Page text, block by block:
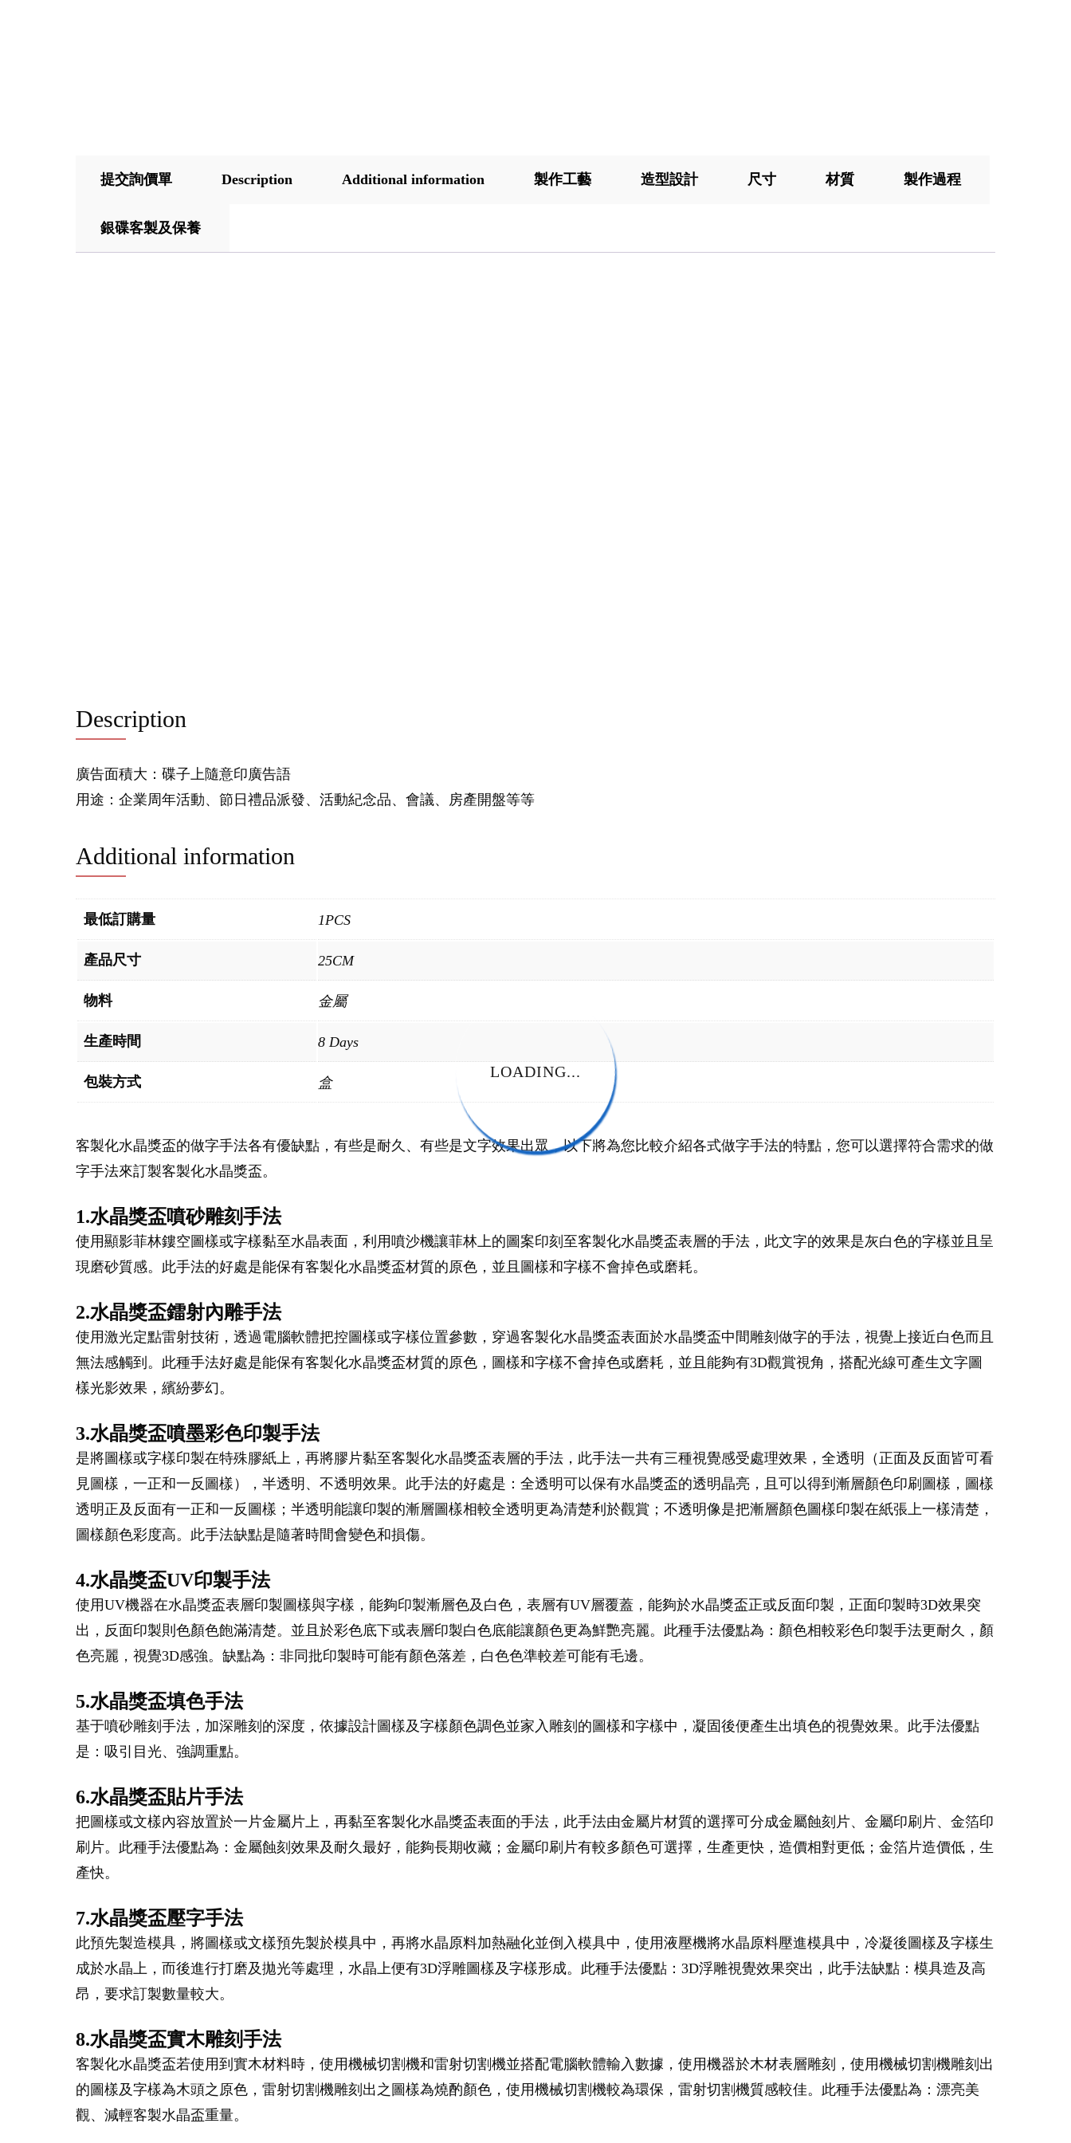
LOADING...
提交詢價單 Description Additional information 製作工藝 造型設計 尺寸 材質 製作過程
銀碟客製及保養
Description
廣告面積大：碟子上隨意印廣告語
用途：企業周年活動、節日禮品派發、活動紀念品、會議、房產開盤等等
Additional information
最低訂購量 1PCS
產品尺寸 25CM
物料 金屬
生產時間 8 Days
包裝方式 盒
客製化水晶獎盃的做字手法各有優缺點，有些是耐久、有些是文字效果出眾，以下將為您比較介紹各式做字手法的特點，您可以選擇符合需求的做
字手法來訂製客製化水晶獎盃。
1.水晶獎盃噴砂雕刻手法
使用顯影菲林鏤空圖樣或字樣黏至水晶表面，利用噴沙機讓菲林上的圖案印刻至客製化水晶獎盃表層的手法，此文字的效果是灰白色的字樣並且呈
現磨砂質感。此手法的好處是能保有客製化水晶獎盃材質的原色，並且圖樣和字樣不會掉色或磨耗。
2.水晶獎盃鐳射內雕手法
使用激光定點雷射技術，透過電腦軟體把控圖樣或字樣位置參數，穿過客製化水晶獎盃表面於水晶獎盃中間雕刻做字的手法，視覺上接近白色而且
無法感觸到。此種手法好處是能保有客製化水晶獎盃材質的原色，圖樣和字樣不會掉色或磨耗，並且能夠有3D觀賞視角，搭配光線可產生文字圖
樣光影效果，繽紛夢幻。
3.水晶獎盃噴墨彩色印製手法
是將圖樣或字樣印製在特殊膠紙上，再將膠片黏至客製化水晶獎盃表層的手法，此手法一共有三種視覺感受處理效果，全透明（正面及反面皆可看
見圖樣，一正和一反圖樣），半透明、不透明效果。此手法的好處是：全透明可以保有水晶獎盃的透明晶亮，且可以得到漸層顏色印刷圖樣，圖樣
透明正及反面有一正和一反圖樣；半透明能讓印製的漸層圖樣相較全透明更為清楚利於觀賞；不透明像是把漸層顏色圖樣印製在紙張上一樣清楚，
圖樣顏色彩度高。此手法缺點是隨著時間會變色和損傷。
4.水晶獎盃UV印製手法
使用UV機器在水晶獎盃表層印製圖樣與字樣，能夠印製漸層色及白色，表層有UV層覆蓋，能夠於水晶獎盃正或反面印製，正面印製時3D效果突
出，反面印製則色顏色飽滿清楚。並且於彩色底下或表層印製白色底能讓顏色更為鮮艷亮麗。此種手法優點為：顏色相較彩色印製手法更耐久，顏
色亮麗，視覺3D感強。缺點為：非同批印製時可能有顏色落差，白色色準較差可能有毛邊。
5.水晶獎盃填色手法
基于噴砂雕刻手法，加深雕刻的深度，依據設計圖樣及字樣顏色調色並家入雕刻的圖樣和字樣中，凝固後便產生出填色的視覺效果。此手法優點
是：吸引目光、強調重點。
6.水晶獎盃貼片手法
把圖樣或文樣內容放置於一片金屬片上，再黏至客製化水晶獎盃表面的手法，此手法由金屬片材質的選擇可分成金屬蝕刻片、金屬印刷片、金箔印
刷片。此種手法優點為：金屬蝕刻效果及耐久最好，能夠長期收藏；金屬印刷片有較多顏色可選擇，生產更快，造價相對更低；金箔片造價低，生
產快。
7.水晶獎盃壓字手法
此預先製造模具，將圖樣或文樣預先製於模具中，再將水晶原料加熱融化並倒入模具中，使用液壓機將水晶原料壓進模具中，冷凝後圖樣及字樣生
成於水晶上，而後進行打磨及拋光等處理，水晶上便有3D浮雕圖樣及字樣形成。此種手法優點：3D浮雕視覺效果突出，此手法缺點：模具造及高
昂，要求訂製數量較大。
8.水晶獎盃實木雕刻手法
客製化水晶獎盃若使用到實木材料時，使用機械切割機和雷射切割機並搭配電腦軟體輸入數據，使用機器於木材表層雕刻，使用機械切割機雕刻出
的圖樣及字樣為木頭之原色，雷射切割機雕刻出之圖樣為燒酌顏色，使用機械切割機較為環保，雷射切割機質感較佳。此種手法優點為：漂亮美
觀、減輕客製水晶盃重量。